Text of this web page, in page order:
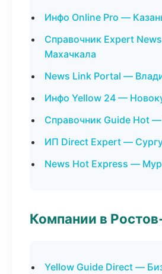
Инфо Online Pro —
Справочник Expert
Махачкала
News Link Portal —
Инфо Yellow 24 —
Справочник Guide Hot
ИП Direct Expert —
News Hot Express —
Компании в
Yellow Guide Direct —